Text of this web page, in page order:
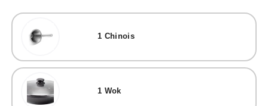
1 Chinois
1 Wok